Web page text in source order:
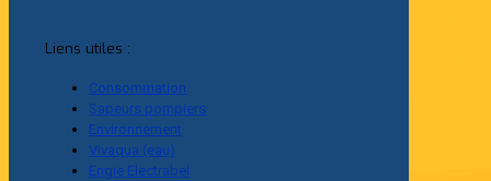
Liens utiles :
Consommation
Sapeurs pompiers
Environnement
Vivaqua (eau)
Engie Electrabel